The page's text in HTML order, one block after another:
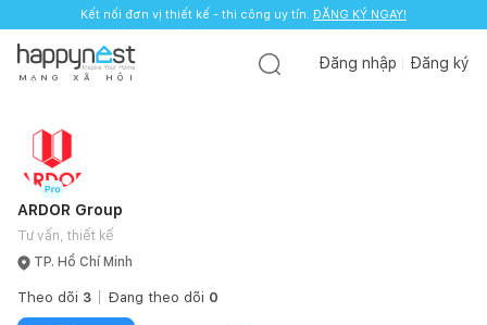
Kết nối đơn vị thiết kế - thi công uy tín. ĐĂNG KÝ NGAY!
Kết nối đơn vị thiết kế - thi công uy tín. ĐĂNG KÝ NGAY!
M Ạ N G X Ã H Ộ I
Đăng nhập Đăng ký
ARDOR Group
Tư vấn, thiết kế
TP. Hồ Chí Minh
Theo dõi 3 Đang theo dõi 0